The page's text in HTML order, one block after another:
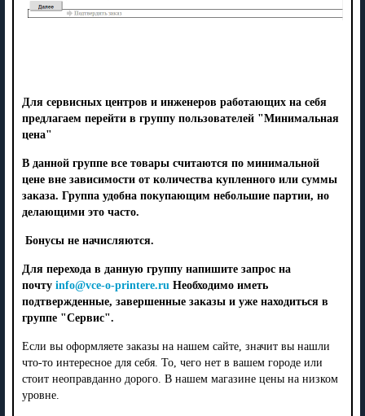
Для сервисных центров и инженеров работающих на себя
предлагаем перейти в группу пользователей "Минимальная
цена"
В данной группе все товары считаются по минимальной
цене вне зависимости от количества купленного или суммы
заказа. Группа удобна покупающим небольшие партии, но
делающими это часто.
Бонусы не начисляются.
Для перехода в данную группу напишите запрос на
почту info@vce-o-printere.ruНеобходимо иметь
подтвержденные, завершенные заказы иуже находиться в
группе "Сервис".
Если вы оформляете заказы на нашем сайте, значит вы нашли
что-то интересное для себя. То, чего нет в вашем городе или
стоит неоправданно дорого. В нашем магазине цены на низком
уровне.